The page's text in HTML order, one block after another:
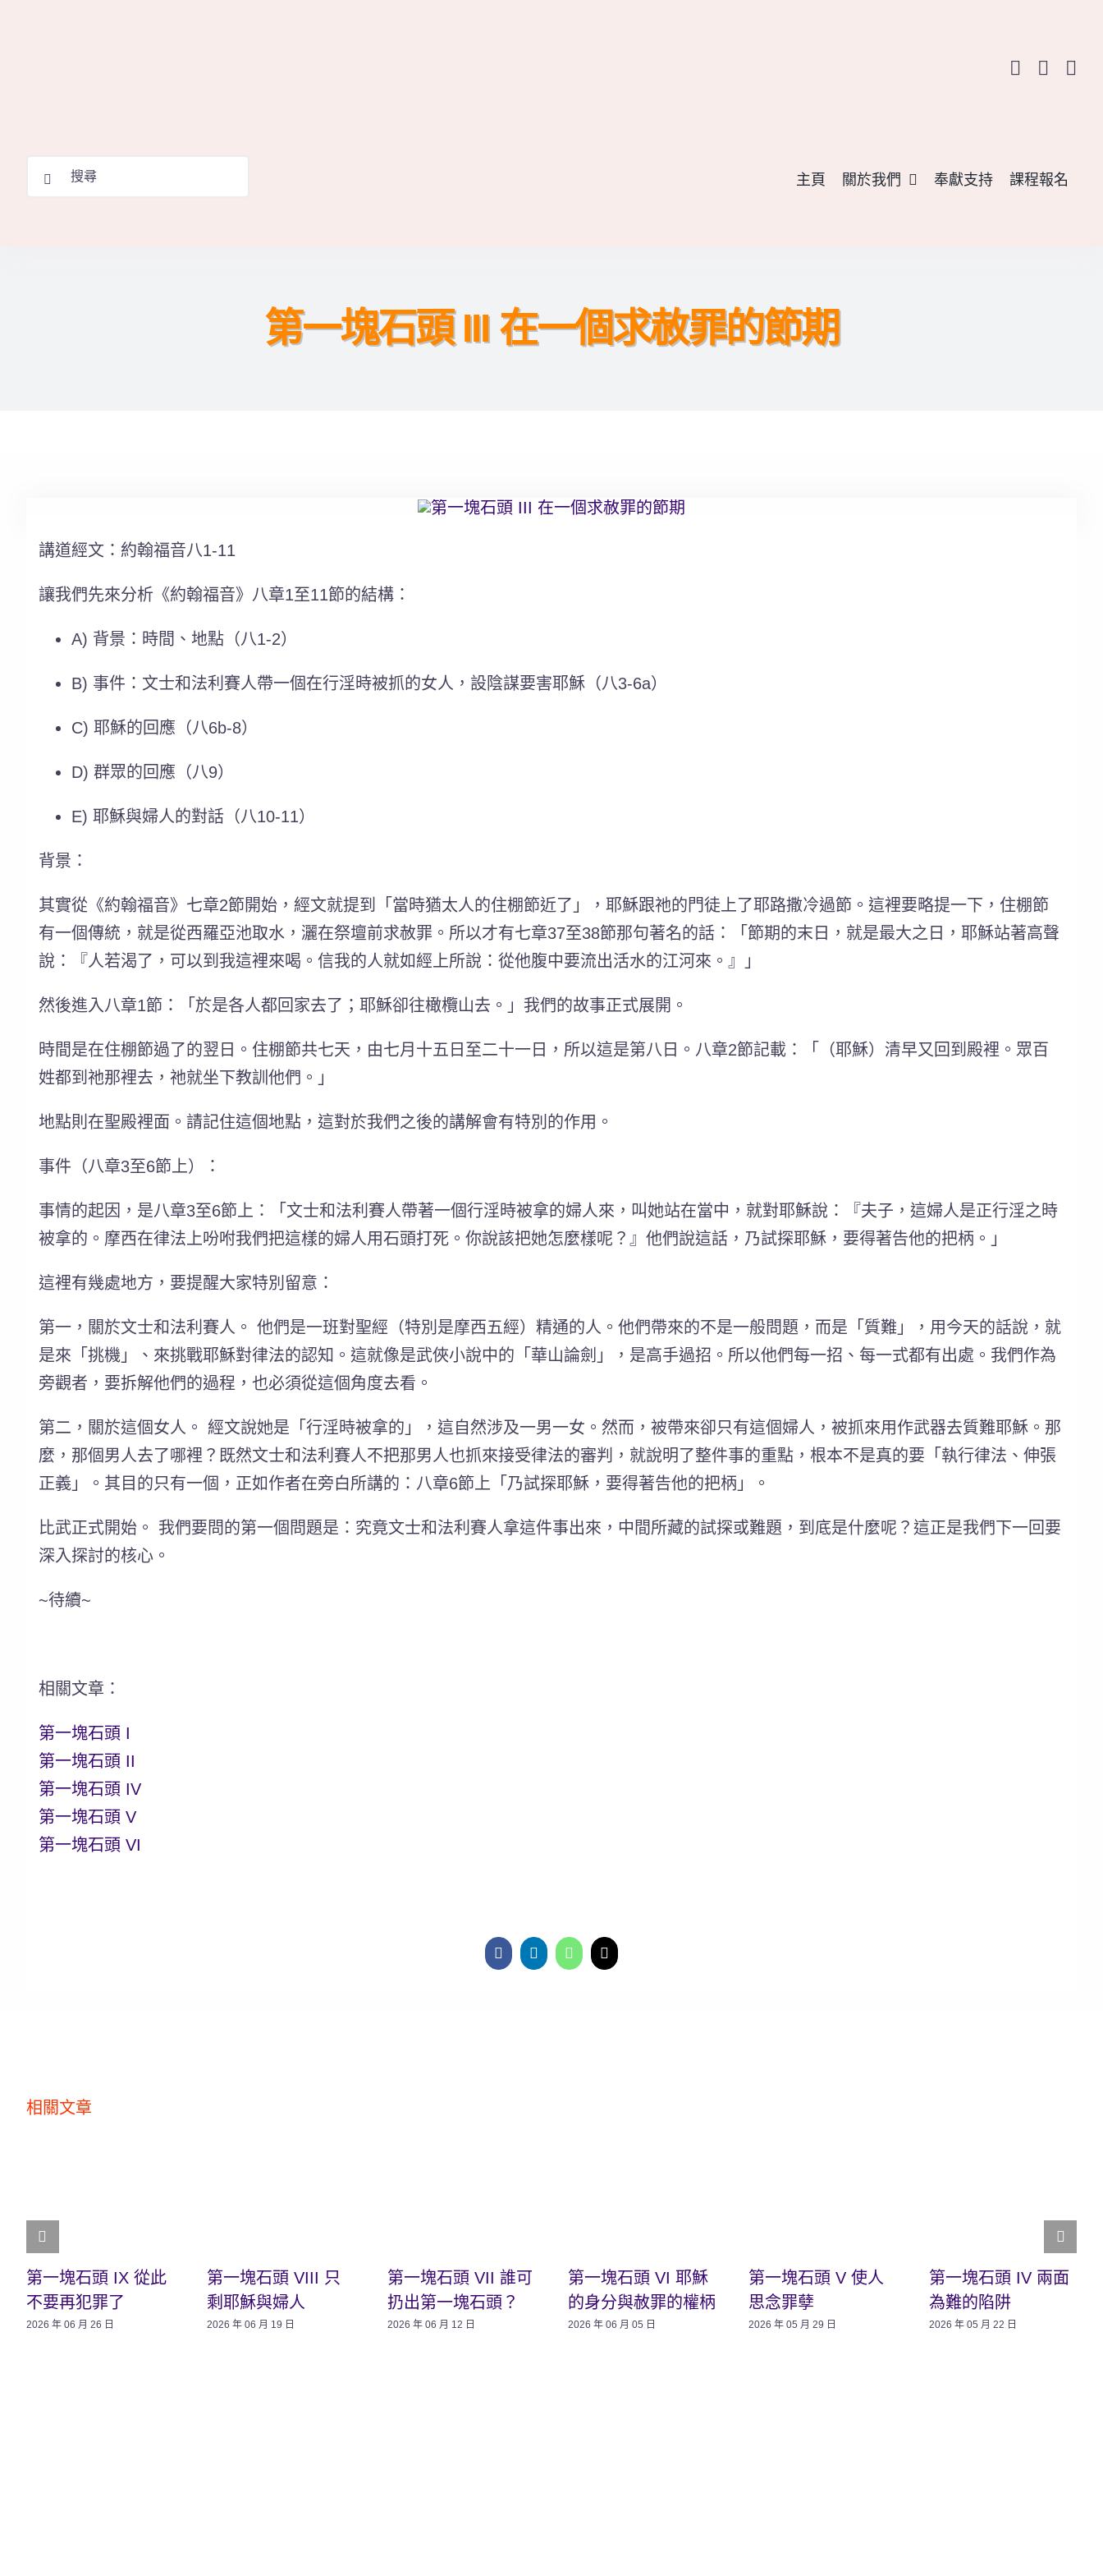
Search
主頁 關於我們 奉獻支持 課程報名
第一塊石頭 III 在一個求赦罪的節期
講道經文： 約翰福音八1-11
讓我們先來分析《約翰福音》八章1至11節的結構：
A) 背景：時間、地點（八1-2）
B) 事件：文士和法利賽人帶一個在行淫時被抓的女人，設陰謀要害耶穌（八3-6a）
C) 耶穌的回應（八6b-8）
D) 群眾的回應（八9）
E) 耶穌與婦人的對話（八10-11）
背景：
其實從《約翰福音》七章2節開始，經文就提到「當時猶太人的住棚節近了」，耶穌跟祂的門徒上了耶路撒冷過節。這裡要略提一下，住棚節
有一個傳統，就是從西羅亞池取水，灑在祭壇前求赦罪。所以才有七章37至38節那句著名的話：「節期的末日，就是最大之日，耶穌站著高聲
說：『人若渴了，可以到我這裡來喝。信我的人就如經上所說：從他腹中要流出活水的江河來。』」
然後進入八章1節：「於是各人都回家去了；耶穌卻往橄欖山去。」我們的故事正式展開。
時間是在住棚節過了的翌日。住棚節共七天，由七月十五日至二十一日，所以這是第八日。八章2節記載：「（耶穌）清早又回到殿裡。眾百
姓都到祂那裡去，祂就坐下教訓他們。」
地點則在聖殿裡面。請記住這個地點，這對於我們之後的講解會有特別的作用。
事件（八章3至6節上）：
事情的起因，是八章3至6節上：「文士和法利賽人帶著一個行淫時被拿的婦人來，叫她站在當中，就對耶穌說：『夫子，這婦人是正行淫之時
被拿的。摩西在律法上吩咐我們把這樣的婦人用石頭打死。你說該把她怎麼樣呢？』他們說這話，乃試探耶穌，要得著告他的把柄。」
這裡有幾處地方，要提醒大家特別留意：
第一，關於文士和法利賽人。 他們是一班對聖經（特別是摩西五經）精通的人。他們帶來的不是一般問題，而是「質難」，用今天的話說，就
是來「挑機」、來挑戰耶穌對律法的認知。這就像是武俠小說中的「華山論劍」，是高手過招。所以他們每一招、每一式都有出處。我們作為
旁觀者，要拆解他們的過程，也必須從這個角度去看。
第二，關於這個女人。
經文說她是「行淫時被拿的」，這自然涉及一男一女。然而，被帶來卻只有這個婦人，被抓來用作武器去質難耶穌。那
麼，那個男人去了哪裡？既然文士和法利賽人不把那男人也抓來接受律法的審判，就說明了整件事的重點，根本不是真的要「執行律法、伸張
正義」。其目的只有一個，正如作者在旁白所講的：八章6節上「乃試探耶穌，要得著告他的把柄」。
比武正式開始。
我們要問的第一個問題是：究竟文士和法利賽人拿這件事出來，中間所藏的試探或難題，到底是什麼呢？這正是我們下一回要
深入探討的核心。
~待續~
相關文章：
第一塊石頭 I
第一塊石頭 II
第一塊石頭 IV
第一塊石頭 V
第一塊石頭 VI
相關文章
第一塊石頭 IX 從此
不要再犯罪了
2026 年 06 月 26 日
第一塊石頭 VIII 只
剩耶穌與婦人
2026 年 06 月 19 日
第一塊石頭 VII 誰可
扔出第一塊石頭？
2026 年 06 月 12 日
第一塊石頭 VI 耶穌
的身分與赦罪的權柄
2026 年 06 月 05 日
第一塊石頭 V 使人
思念罪孽
2026 年 05 月 29 日
第一塊石頭 IV 兩面
為難的陷阱
2026 年 05 月 22 日